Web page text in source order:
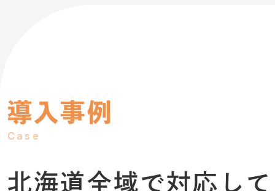
導入事例
Case
北海道全域で対応し